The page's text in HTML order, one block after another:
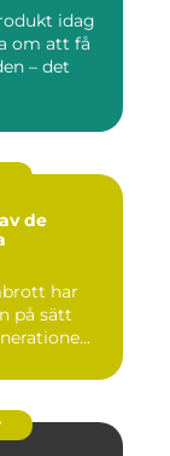
idag
om att få
– det
de
har
på sätt